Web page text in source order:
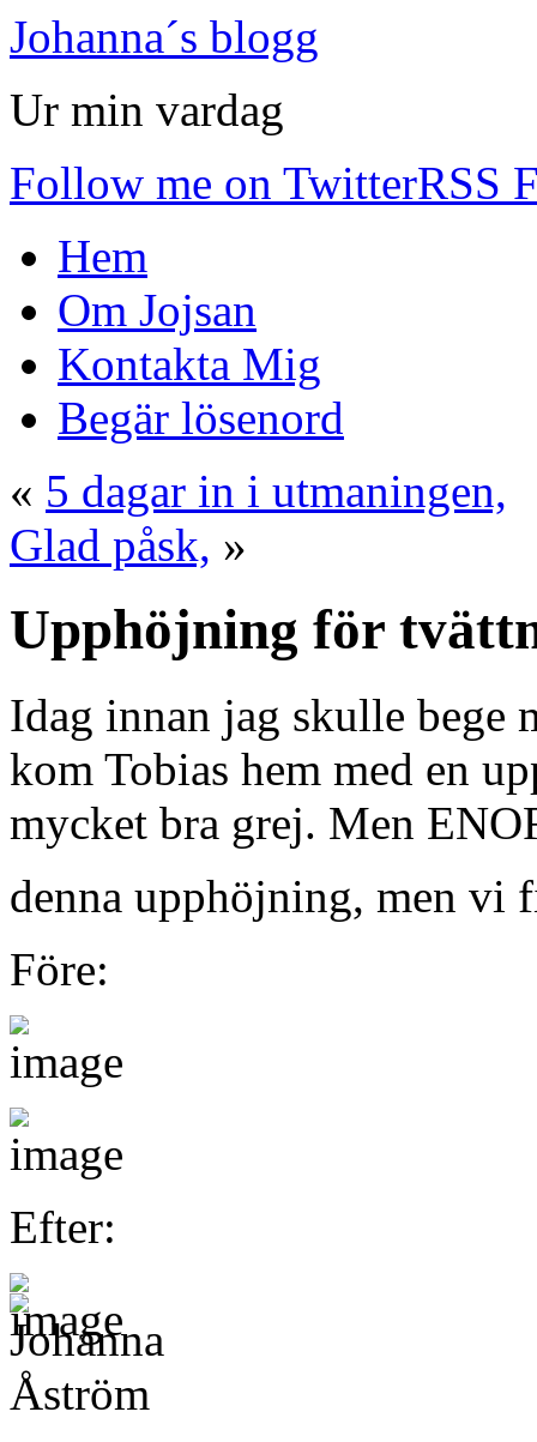
Johanna´s blogg
Ur min vardag
Follow me on TwitterRSS
Hem
Om Jojsan
Kontakta Mig
Begär lösenord
« 5 dagar in i utmaningen,
Glad påsk, »
Upphöjning för
Idag innan jag skulle bege
kom Tobias hem med en
mycket bra grej. Men
denna upphöjning, men
Före:
Efter: